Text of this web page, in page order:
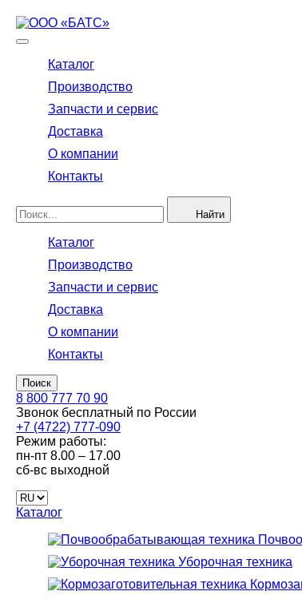
Каталог
Производство
Запчасти и сервис
Доставка
О компании
Контакты
Найти
Каталог
Производство
Запчасти и сервис
Доставка
О компании
Контакты
Поиск
8 800 777 70 90
Звонок бесплатный по России
+7 (4722) 777-090
Режим работы:
пн-пт 8.00 – 17.00
сб-вс выходной
Каталог
Уборочная техника